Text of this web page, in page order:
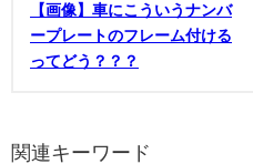
【画像】車にこういうナンバ
ープレートのフレーム付ける
ってどう？？？
関連キーワード